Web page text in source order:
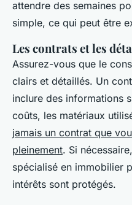
attendre des semaines
simple, ce qui peut être
Les contrats et les
Assurez-vous que le
clairs et détaillés. Un
inclure des informations
coûts, les matériaux
jamais un contrat que
pleinement. Si
spécialisé en immobilier
intérêts sont protégés.